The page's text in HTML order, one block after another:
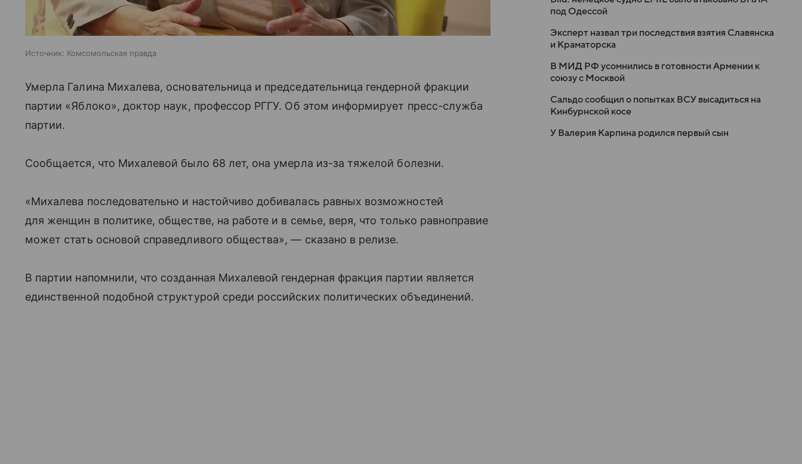
Источник: Комсомольская правда
Умерла Галина Михалева, основательница и председательница гендерной фракции
партии «Яблоко», доктор наук, профессор РГГУ. Об этом информирует пресс-служба
партии.
Сообщается, что Михалевой было 68 лет, она умерла из-за тяжелой болезни.
«Михалева последовательно и настойчиво добивалась равных возможностей
для женщин в политике, обществе, на работе и в семье, веря, что только равноправие
может стать основой справедливого общества», — сказано в релизе.
В партии напомнили, что созданная Михалевой гендерная фракция партии является
единственной подобной структурой среди российских политических объединений.
под Одессой
Эксперт назвал три последствия взятия Славянска
и Краматорска
В МИД РФ усомнились в готовности Армении к
союзу с Москвой
Сальдо сообщил о попытках ВСУ высадиться на
Кинбурнской косе
У Валерия Карпина родился первый сын